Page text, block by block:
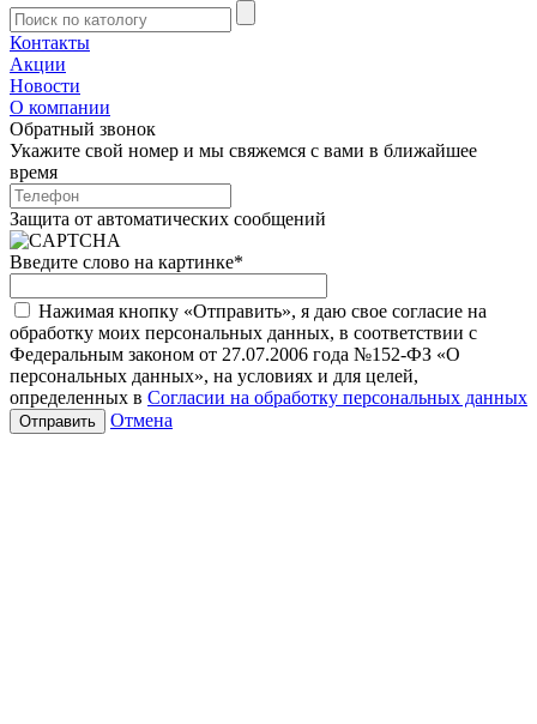
Контакты
Акции
Новости
О компании
Обратный звонок
Укажите свой номер и мы свяжемся с вами в ближайшее
время
Защита от автоматических сообщений
Введите слово на картинке*
Нажимая кнопку «Отправить», я даю свое согласие на
обработку моих персональных данных, в соответствии с
Федеральным законом от 27.07.2006 года №152-ФЗ «О
персональных данных», на условиях и для целей,
определенных в Согласии на обработку персональных данных
Отмена